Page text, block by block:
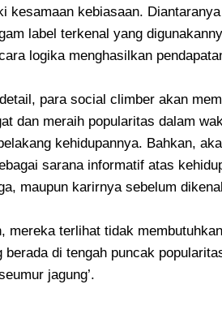
kesamaan kebiasaan.
label terkenal yang
logika menghasilkan
para social climber akan
dan meraih popularitas dalam
kehidupannya. Bahkan,
sarana informatif atas
maupun karirnya sebelum
mereka terlihat tidak
berada di tengah puncak
jagung’.